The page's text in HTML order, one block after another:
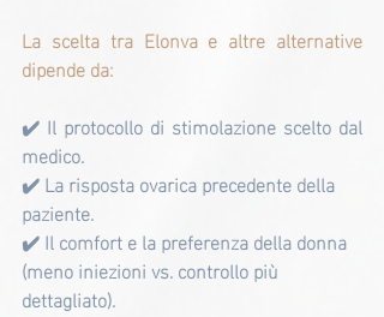
La scelta tra Elonva e altre alternative
dipende da:
✔️ Il protocollo di stimolazione scelto dal
medico.
✔️ La risposta ovarica precedente della
paziente.
✔️ Il comfort e la preferenza della donna
(meno iniezioni vs. controllo più
dettagliato).